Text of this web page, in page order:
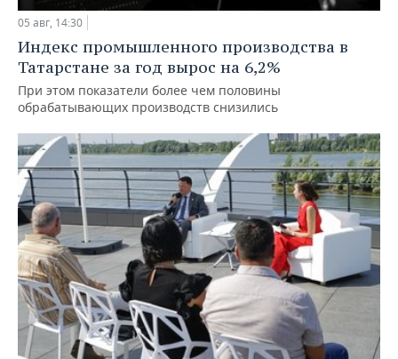
05 авг, 14:30
Индекс промышленного производства в
Татарстане за год вырос на 6,2%
При этом показатели более чем половины
обрабатывающих производств снизились